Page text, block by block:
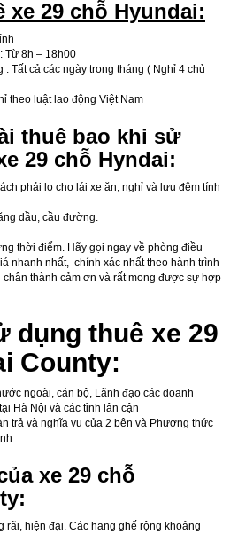
xe 29 chỗ Hyundai:
Từ 8h – 18h00
Tất cả các ngày trong tháng ( Nghỉ 4 chủ
theo luật lao động Việt Nam
thuê bao khi sử
29 chỗ Hyndai:
phải lo cho lái xe ăn, nghỉ và lưu đêm tính
dầu, cầu đường.
thời điểm. Hãy gọi ngay về phòng điều
nhanh nhất, chính xác nhất theo hành trình
chân thành cảm ơn và rất mong được sự hợp
dụng thuê xe 29
County:
ngoài, cán bộ, Lãnh đạo các doanh
Hà Nội và các tỉnh lân cận
trả và nghĩa vụ của 2 bên và Phương thức
xe 29 chỗ
hiện đại. Các hang ghế rộng khoảng